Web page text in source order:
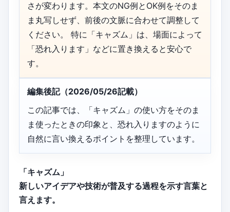
さが変わります。本文のNG例とOK例をそのま
ま丸写しせず、前後の文脈に合わせて調整して
ください。 特に「キャズム」は、場面によって
「恐れ入ります」などに置き換えると安心で
す。
編集後記（2026/05/26記載）
この記事では、「キャズム」の使い方をそのま
ま使ったときの印象と、恐れ入りますのように
自然に言い換えるポイントを整理しています。
「キャズム」
新しいアイデアや技術が普及する過程を示す言葉と
言えます。